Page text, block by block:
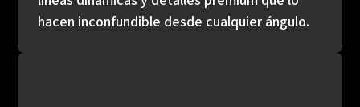
hacen inconfundible desde cualquier ángulo.